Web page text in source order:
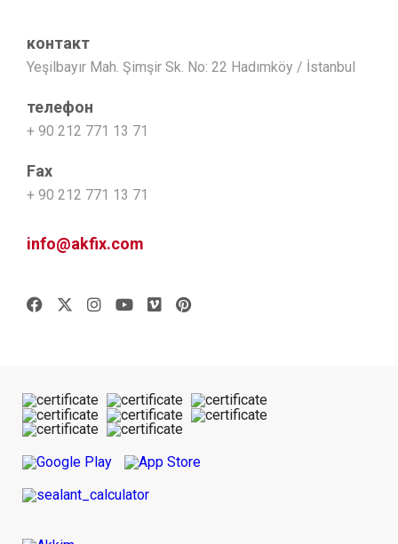
контакт
Yeşilbayır Mah. Şimşir Sk. No: 22 Hadımköy / İstanbul
телефон
+ 90 212 771 13 71
Fax
+ 90 212 771 13 71
info@akfix.com